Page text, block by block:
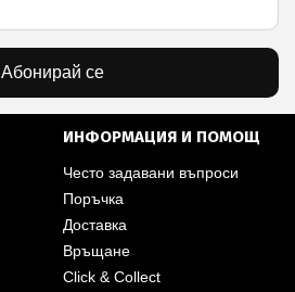
Абонирай се
ИНФОРМАЦИЯ И ПОМОЩ
Често задавани въпроси
Поръчка
Доставка
Връщане
Click & Collect